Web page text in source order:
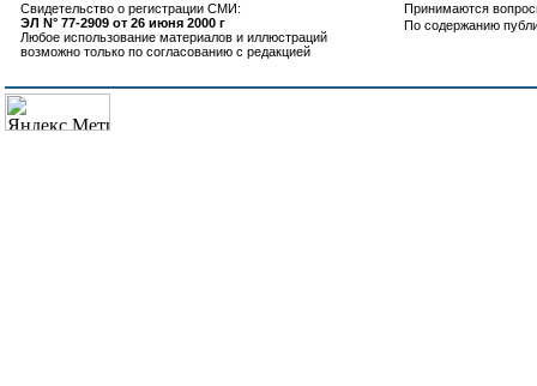
Свидетельство о регистрации СМИ:
ЭЛ N° 77-2909 от 26 июня 2000 г
Любое использование материалов и иллюстраций
возможно только по согласованию с редакцией
Принимаются
По содержанию